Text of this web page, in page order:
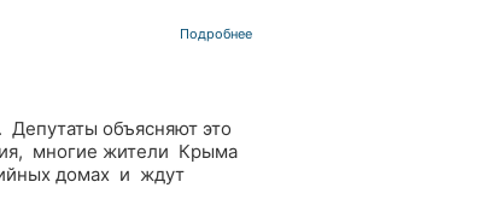
Подробнее
Депутаты объясняют это
многие жители Крыма
домах и ждут